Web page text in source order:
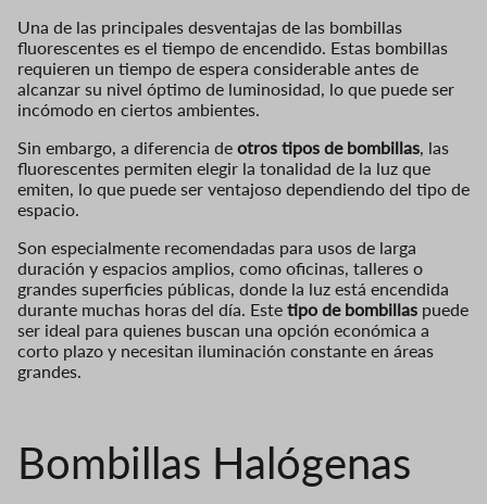
Una de las principales desventajas de las bombillas
fluorescentes es el tiempo de encendido. Estas bombillas
requieren un tiempo de espera considerable antes de
alcanzar su nivel óptimo de luminosidad, lo que puede ser
incómodo en ciertos ambientes.
Sin embargo, a diferencia de otros tipos de bombillas , las
fluorescentes permiten elegir la tonalidad de la luz que
emiten, lo que puede ser ventajoso dependiendo del tipo de
espacio.
Son especialmente recomendadas para usos de larga
duración y espacios amplios, como oficinas, talleres o
grandes superficies públicas, donde la luz está encendida
durante muchas horas del día. Este tipo de bombillas puede
ser ideal para quienes buscan una opción económica a
corto plazo y necesitan iluminación constante en áreas
grandes.
Bombillas Halógenas